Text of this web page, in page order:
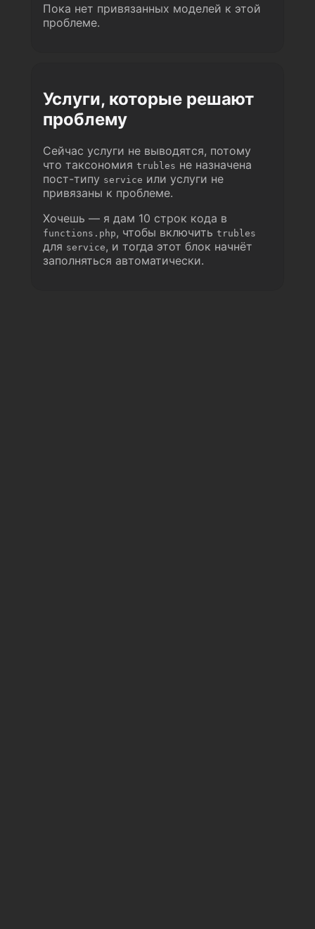
Пока нет привязанных моделей к этой
проблеме.
Услуги, которые решают
проблему
Сейчас услуги не выводятся, потому
что таксономия trubles не назначена
пост-типу service или услуги не
привязаны к проблеме.
Хочешь — я дам 10 строк кода в
functions.php, чтобы включить trubles
для service, и тогда этот блок начнёт
заполняться автоматически.